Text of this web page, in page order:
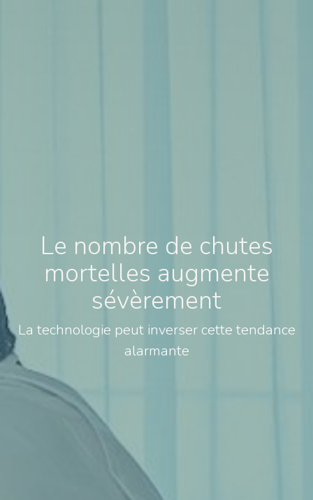
Le nombre de chutes
mortelles augmente
sévèrement
La technologie peut inverser cette tendance
alarmante